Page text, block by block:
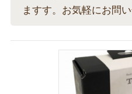
ますす。お気軽にお問